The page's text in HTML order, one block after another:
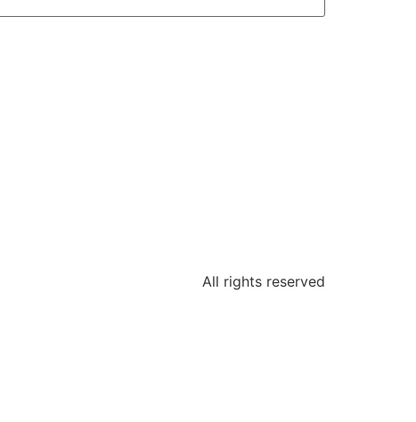
All rights reserved